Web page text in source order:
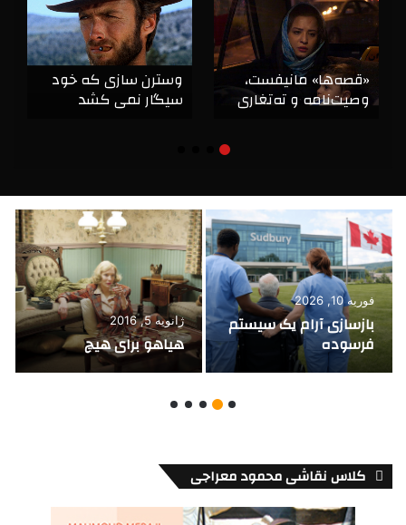
«قصه‌ها» مانیفست،
وصیت‌نامه و ته‌تغاری
وسترن سازی که خود
سیگار نمی کشد
فوریه 10, 2026
بازسازی آرام یک سیستم
فرسوده
ژانویه 5, 2016
هیاهو برای هیچ
کلاس نقاشی محمود معراجی